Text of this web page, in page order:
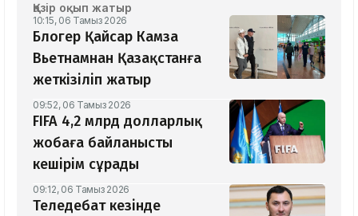
Қазір оқып жатыр
10:15, 06 Тамыз 2026
Блогер Қайсар Камза
Вьетнамнан Қазақстанға
жеткізіліп жатыр
09:52, 06 Тамыз 2026
FIFA 4,2 млрд долларлық
жобаға байланысты
кешірім сұрады
09:12, 06 Тамыз 2026
Теледебат кезінде